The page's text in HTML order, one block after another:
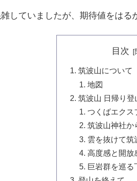
していましたが、期待値をはる
目次
筑波山について
地図
筑波山 日帰り登
つくばエクス
筑波山神社か
雲を抜けて筑
高度感と開放
巨岩群を巡る